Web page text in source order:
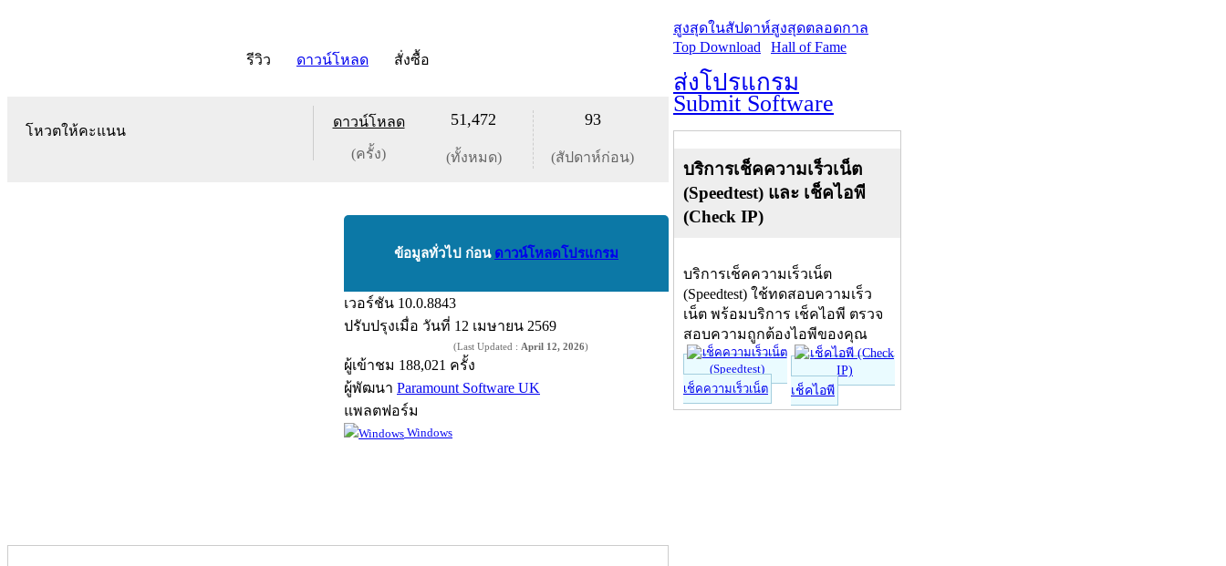
รีวิว ดาวน์โหลด สั่งซื้อ
โหวตให้คะแนน
ดาวน์โหลด
(ครั้ง)
51,472
(ทั้งหมด)
93
(สัปดาห์ก่อน)
ข้อมูลทั่วไป ก่อน ดาวน์โหลดโปรแกรม
เวอร์ชัน 10.0.8843
ปรับปรุงเมื่อ วันที่ 12 เมษายน 2569
(Last Updated : April 12, 2026)
ผู้เข้าชม 188,021 ครั้ง
ผู้พัฒนา Paramount Software UK
แพลตฟอร์ม
Windows
สูงสุดในสัปดาห์
Top Download
สูงสุดตลอดกาล
Hall of Fame
ส่งโปรแกรม
Submit Software
บริการเช็คความเร็วเน็ต
(Speedtest) และ เช็คไอพี
(Check IP)
บริการเช็คความเร็วเน็ต
(Speedtest) ใช้ทดสอบความเร็ว
เน็ต พร้อมบริการ เช็คไอพี ตรวจ
สอบความถูกต้องไอพีของคุณ
เช็คความเร็วเน็ต เช็คไอพี